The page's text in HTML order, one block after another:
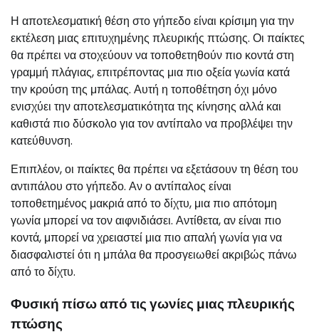
Η αποτελεσματική θέση στο γήπεδο είναι κρίσιμη για την
εκτέλεση μιας επιτυχημένης πλευρικής πτώσης. Οι παίκτες
θα πρέπει να στοχεύουν να τοποθετηθούν πιο κοντά στη
γραμμή πλάγιας, επιτρέποντας μια πιο οξεία γωνία κατά
την κρούση της μπάλας. Αυτή η τοποθέτηση όχι μόνο
ενισχύει την αποτελεσματικότητα της κίνησης αλλά και
καθιστά πιο δύσκολο για τον αντίπαλο να προβλέψει την
κατεύθυνση.
Επιπλέον, οι παίκτες θα πρέπει να εξετάσουν τη θέση του
αντιπάλου στο γήπεδο. Αν ο αντίπαλος είναι
τοποθετημένος μακριά από το δίχτυ, μια πιο απότομη
γωνία μπορεί να τον αιφνιδιάσει. Αντίθετα, αν είναι πιο
κοντά, μπορεί να χρειαστεί μια πιο απαλή γωνία για να
διασφαλιστεί ότι η μπάλα θα προσγειωθεί ακριβώς πάνω
από το δίχτυ.
Φυσική πίσω από τις γωνίες μιας πλευρικής
πτώσης